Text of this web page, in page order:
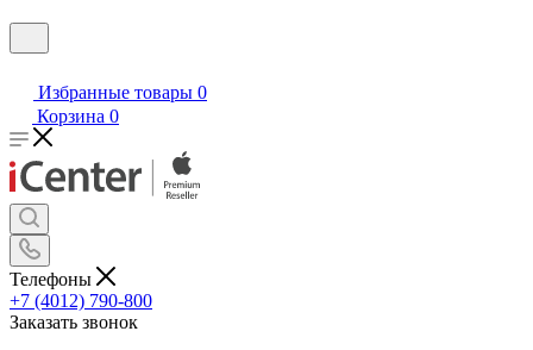
Избранные товары 0
Корзина 0
Телефоны
+7 (4012) 790-800
Заказать звонок